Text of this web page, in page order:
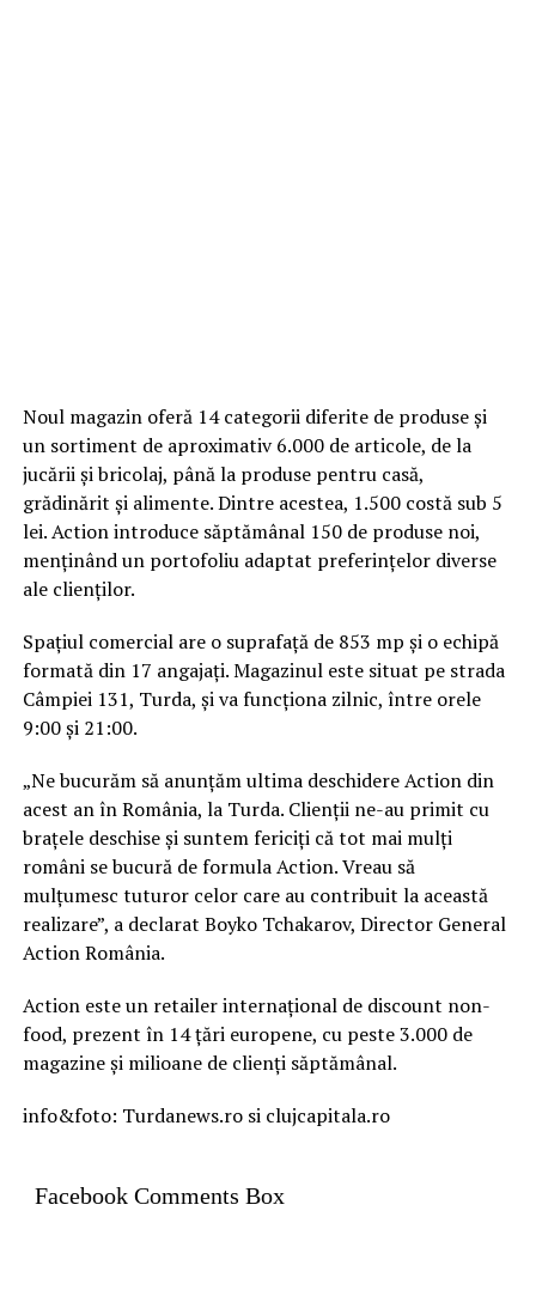
Noul magazin oferă 14 categorii diferite de produse și
un sortiment de aproximativ 6.000 de articole, de la
jucării și bricolaj, până la produse pentru casă,
grădinărit și alimente. Dintre acestea, 1.500 costă sub 5
lei. Action introduce săptămânal 150 de produse noi,
menținând un portofoliu adaptat preferințelor diverse
ale clienților.
Spațiul comercial are o suprafață de 853 mp și o echipă
formată din 17 angajați. Magazinul este situat pe strada
Câmpiei 131, Turda, și va funcționa zilnic, între orele
9:00 și 21:00.
„Ne bucurăm să anunțăm ultima deschidere Action din
acest an în România, la Turda. Clienții ne-au primit cu
brațele deschise și suntem fericiți că tot mai mulți
români se bucură de formula Action. Vreau să
mulțumesc tuturor celor care au contribuit la această
realizare”, a declarat Boyko Tchakarov, Director General
Action România.
Action este un retailer internațional de discount non-
food, prezent în 14 țări europene, cu peste 3.000 de
magazine și milioane de clienți săptămânal.
info&foto: Turdanews.ro si clujcapitala.ro
Facebook Comments Box